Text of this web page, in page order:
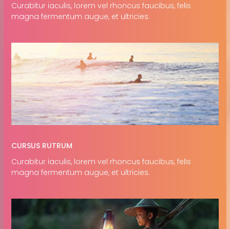
Curabitur iaculis, lorem vel rhoncus faucibus, felis
magna fermentum augue, et ultricies.
CURSUS RUTRUM
Curabitur iaculis, lorem vel rhoncus faucibus, felis
magna fermentum augue, et ultricies.